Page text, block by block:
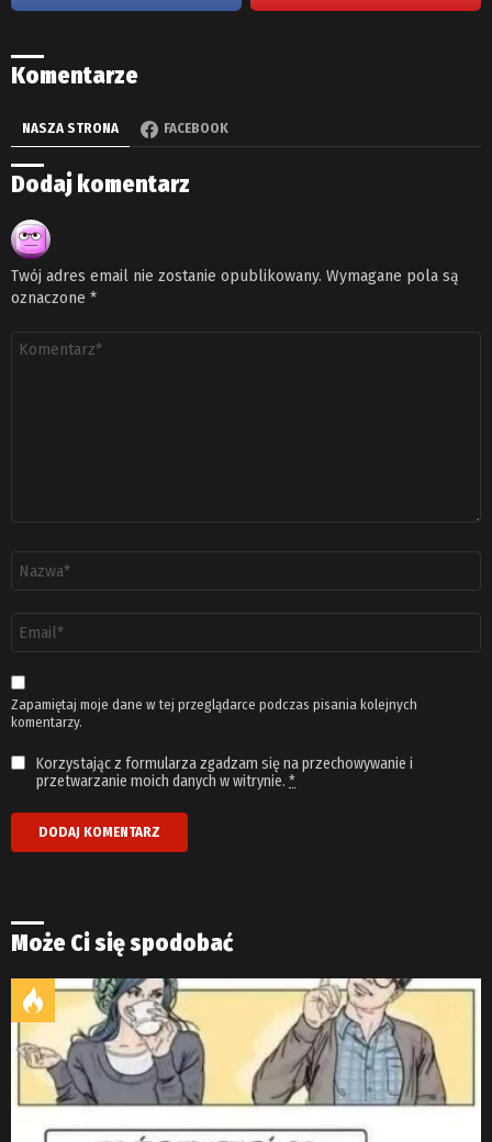
Komentarze
NASZA STRONA FACEBOOK
Dodaj komentarz
Twój adres email nie zostanie opublikowany. Wymagane pola są
oznaczone *
Komentarz
email
*
Zapamiętaj moje dane w tej przeglądarce podczas pisania kolejnych
komentarzy.
Korzystając z formularza zgadzam się na przechowywanie i
przetwarzanie moich danych w witrynie. *
Może Ci się spodobać